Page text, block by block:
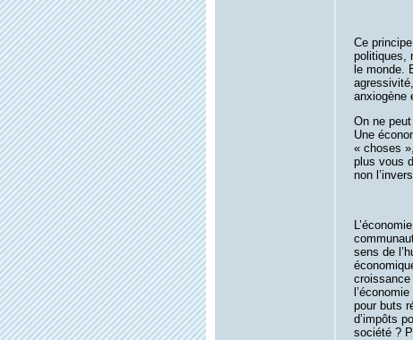
Ce
politiques,
le monde.
anxiogène
On ne
Une
« choses
plus vous
non
sens de
croissance
pour buts
d’impôts
société ?